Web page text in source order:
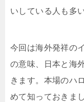
いしている人も多
今回は海外発祥の
の意味、日本と海
きます。本場のハ
めて知っておきま